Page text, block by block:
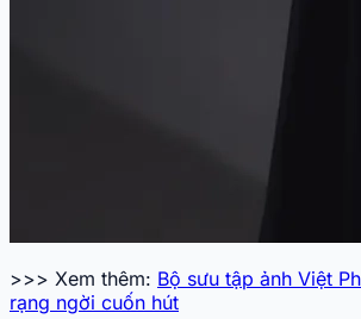
>>> Xem thêm: Bộ sưu tập ảnh Việt
rạng ngời cuốn hút